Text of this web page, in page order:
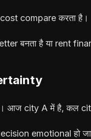
compare करता है।
बनता है या rent
आज city A में है, कल
emotional हो